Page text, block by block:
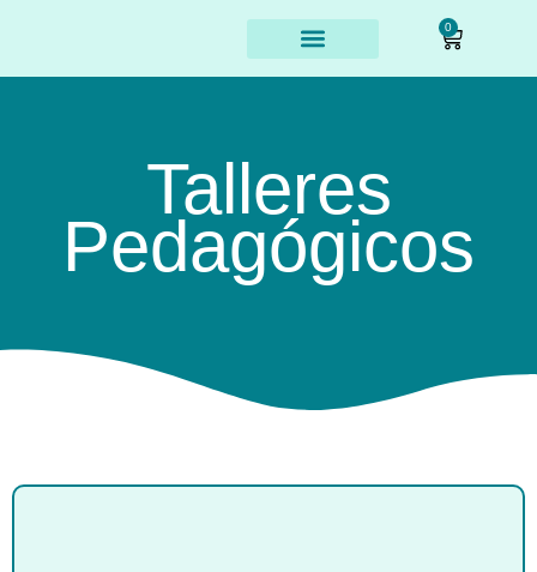
0
Talleres
Pedagógicos